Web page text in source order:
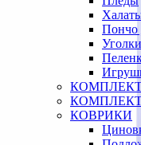
Пончо
Уголки
КОВРИКИ